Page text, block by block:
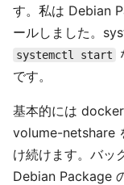
す。私は Debian
ールしました。
systemctl start
です。
基本的には
volume-netshare
け続けます。バッ
Debian Package